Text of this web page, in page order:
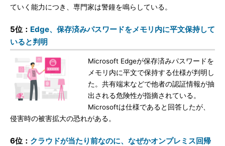
ていく能力につき、専門家は警鐘を鳴らしている。
5位： Edge、保存済みパスワードをメモリ内に平文保持して
いると判明
Microsoft Edgeが保存済みパスワードを
メモリ内に平文で保持する仕様が判明し
た。共有端末などで他者の認証情報が抽
出される危険性が指摘されている。
Microsoftは仕様であると回答したが、
侵害時の被害拡大の恐れがある。
6位： クラウドが当たり前なのに、なぜかオンプレミス回帰